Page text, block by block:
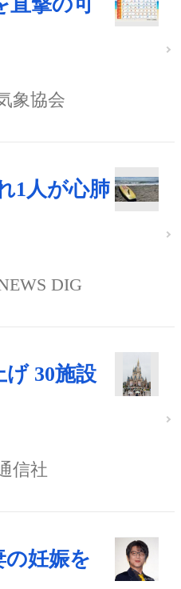
象協会
1人が心肺
DIG
30施設
信社
妊娠を